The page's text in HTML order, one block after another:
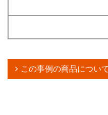
この事例の商品につい